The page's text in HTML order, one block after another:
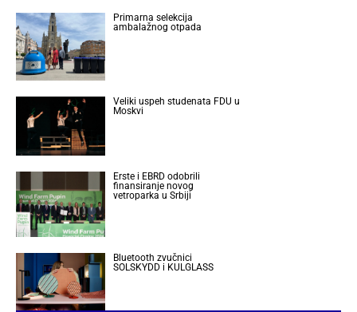
Primarna selekcija
ambalažnog otpada
Veliki uspeh studenata FDU u
Moskvi
Erste i EBRD odobrili
finansiranje novog
vetroparka u Srbiji
Bluetooth zvučnici
SOLSKYDD i KULGLASS